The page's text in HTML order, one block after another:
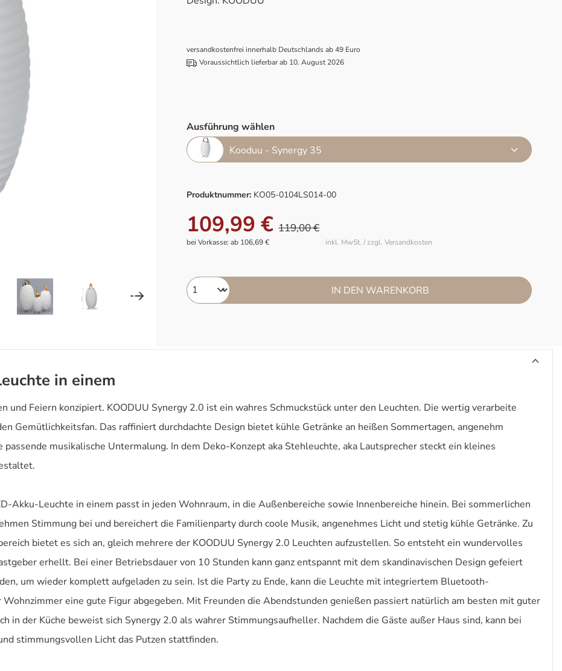
versandkostenfrei innerhalb Deutschlands ab 49 Euro
Voraussichtlich lieferbar ab 10. August 2026
Ausführung wählen
Kooduu - Synergy 35
Produktnummer: KO05-0104LS014-00
109,99 € 119,00 €
inkl. MwSt. / zzgl. Versandkosten
bei Vorkasse: ab 106,69 €
IN DEN WARENKORB
in einem
und Feiern konzipiert. KOODUU Synergy 2.0 ist ein wahres Schmuckstück unter den Leuchten. Die wertig verarbeite
Gemütlichkeitsfan. Das raffiniert durchdachte Design bietet kühle Getränke an heißen Sommertagen, angenehm
musikalische Untermalung. In dem Deko-Konzept aka Stehleuchte, aka Lautsprecher steckt ein kleines
Akku-Leuchte in einem passt in jeden Wohnraum, in die Außenbereiche sowie Innenbereiche hinein. Bei sommerlichen
Stimmung bei und bereichert die Familienparty durch coole Musik, angenehmes Licht und stetig kühle Getränke. Zu
bietet es sich an, gleich mehrere der KOODUU Synergy 2.0 Leuchten aufzustellen. So entsteht ein wundervolles
erhellt. Bei einer Betriebsdauer von 10 Stunden kann ganz entspannt mit dem skandinavischen Design gefeiert
um wieder komplett aufgeladen zu sein. Ist die Party zu Ende, kann die Leuchte mit integriertem Bluetooth-
eine gute Figur abgegeben. Mit Freunden die Abendstunden genießen passiert natürlich am besten mit guter
in der Küche beweist sich Synergy 2.0 als wahrer Stimmungsaufheller. Nachdem die Gäste außer Haus sind, kann bei
stimmungsvollen Licht das Putzen stattfinden.